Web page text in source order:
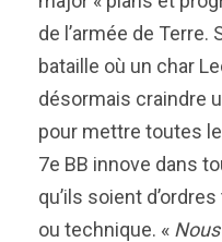
de l’armée de
bataille où un char
désormais craindre
pour mettre toutes
7e BB innove dans
qu’ils soient
ou technique. «